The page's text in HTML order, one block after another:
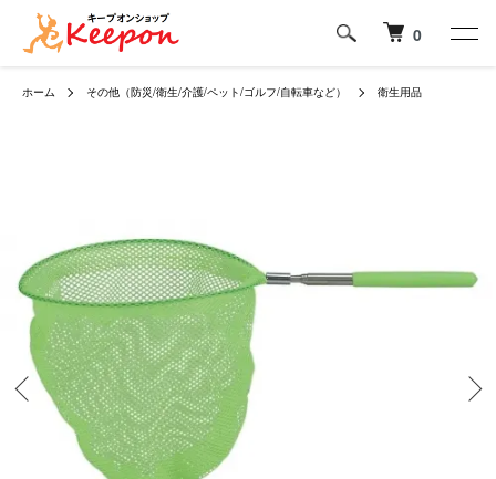
0
ホーム その他（防災/衛生/介護/ペット/ゴルフ/自転車など） 衛生用品